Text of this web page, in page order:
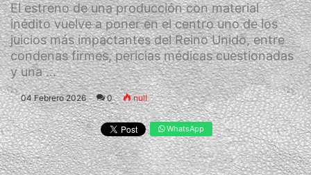
El estreno de una producción con material
inédito vuelve a poner en el centro uno de los
juicios más impactantes del Reino Unido, entre
condenas firmes, pericias médicas cuestionadas
y una ...
04 Febrero 2026 0 null
WhatsApp